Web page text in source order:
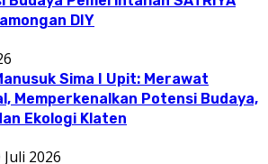
DIY
Sima I Upit: Merawat
Memperkenalkan Potensi Budaya,
Ekologi Klaten
Juli 2026